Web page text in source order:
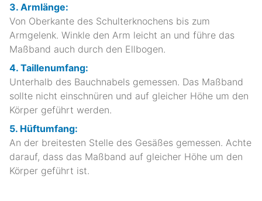
3. Armlänge:
Von Oberkante des Schulterknochens bis zum
Armgelenk. Winkle den Arm leicht an und führe das
Maßband auch durch den Ellbogen.
4. Taillenumfang:
Unterhalb des Bauchnabels gemessen. Das Maßband
sollte nicht einschnüren und auf gleicher Höhe um den
Körper geführt werden.
5. Hüftumfang:
An der breitesten Stelle des Gesäßes gemessen. Achte
darauf, dass das Maßband auf gleicher Höhe um den
Körper geführt ist.